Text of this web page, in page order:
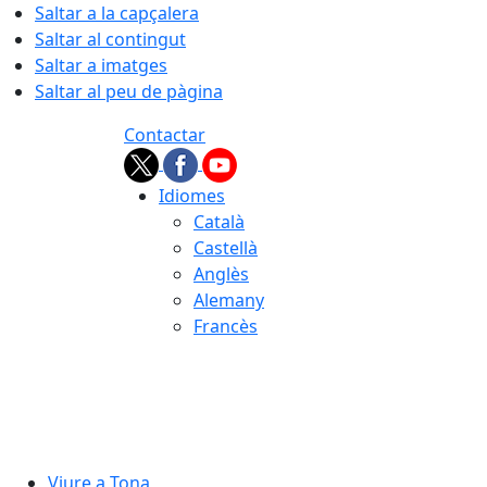
Saltar a la capçalera
Saltar al contingut
Saltar a imatges
Saltar al peu de pàgina
Contactar
Idiomes
Català
Castellà
Anglès
Alemany
Francès